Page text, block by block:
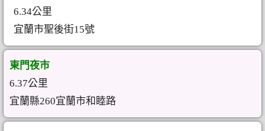
6.34公里
宜蘭市聖後街15號
東門夜市
6.37公里
宜蘭縣260宜蘭市和睦路